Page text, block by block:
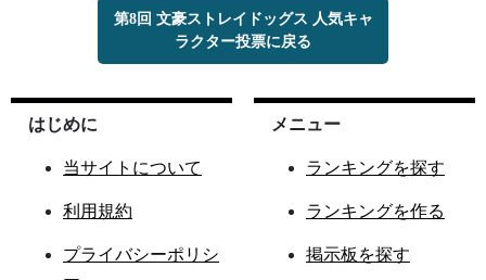
第8回 文豪ストレイドッグス 人気キャ
ラクター投票に戻る
はじめに
当サイトについて
利用規約
プライバシーポリシ
メニュー
ランキングを探す
ランキングを作る
掲示板を探す